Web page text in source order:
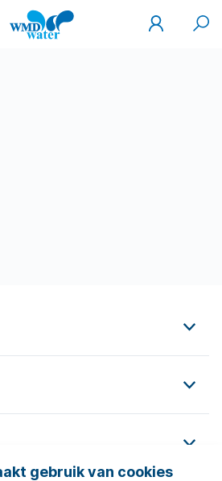
gebruik van cookies
WMD
Drinkwater
Mijn
WMD
Zoek